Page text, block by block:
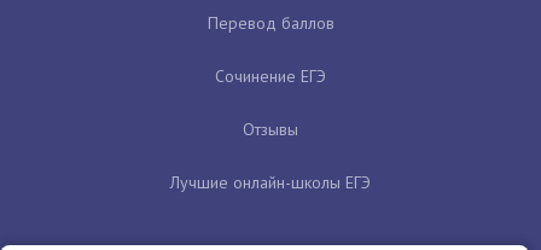
Перевод баллов
Сочинение ЕГЭ
Отзывы
Лучшие онлайн-школы ЕГЭ